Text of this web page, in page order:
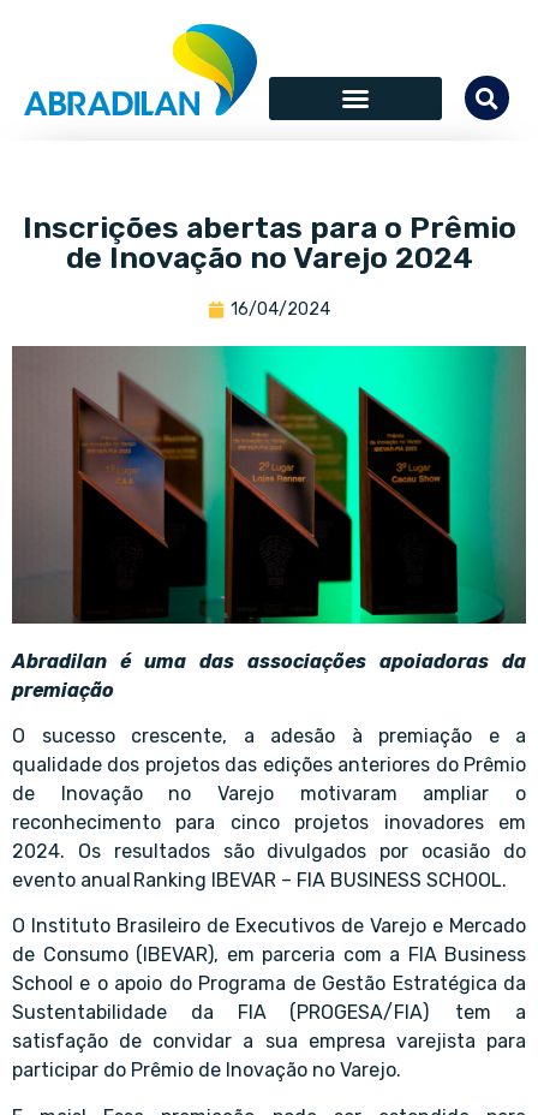
Inscrições abertas para o Prêmio
de Inovação no Varejo 2024
16/04/2024
Abradilan é uma das associações apoiadoras da
premiação
O sucesso crescente, a adesão à premiação e a
qualidade dos projetos das edições anteriores do Prêmio
de Inovação no Varejo motivaram ampliar o
reconhecimento para cinco projetos inovadores em
2024. Os resultados são divulgados por ocasião do
evento anual Ranking IBEVAR – FIA BUSINESS SCHOOL.
O Instituto Brasileiro de Executivos de Varejo e Mercado
de Consumo (IBEVAR), em parceria com a FIA Business
School e o apoio do Programa de Gestão Estratégica da
Sustentabilidade da FIA (PROGESA/FIA) tem a
satisfação de convidar a sua empresa varejista para
participar do Prêmio de Inovação no Varejo.